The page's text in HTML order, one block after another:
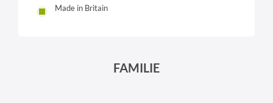
Made in Britain
FAMILIE